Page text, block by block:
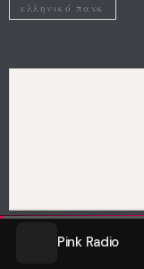
ελληνικό πανκ
Pink Radio